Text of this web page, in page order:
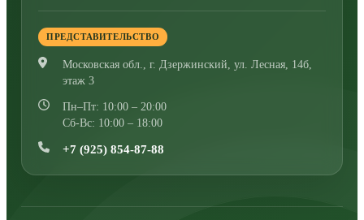
ПРЕДСТАВИТЕЛЬСТВО
Московская обл., г. Дзержинский, ул. Лесная, 14б,
этаж 3
Пн–Пт: 10:00 – 20:00
Сб-Вс: 10:00 – 18:00
+7 (925) 854-87-88